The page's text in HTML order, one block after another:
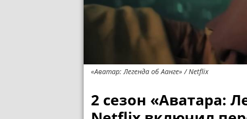
«Аватар: Легенда об Аанге» / Netflix
2 сезон «Аватара: